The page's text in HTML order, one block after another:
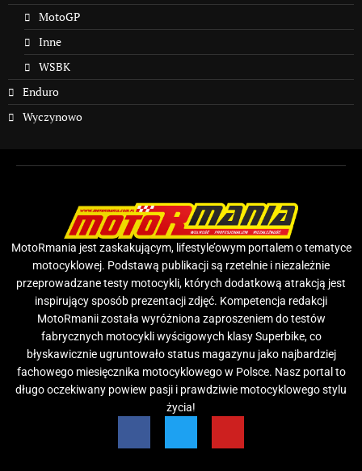
MotoGP
Inne
WSBK
Enduro
Wyczynowo
MotoRmania jest zaskakującym, lifestyle’owym portalem o tematyce
motocyklowej. Podstawą publikacji są rzetelnie i niezależnie
przeprowadzane testy motocykli, których dodatkową atrakcją jest
inspirujący sposób prezentacji zdjęć. Kompetencja redakcji
MotoRmanii została wyróżniona zaproszeniem do testów
fabrycznych motocykli wyścigowych klasy Superbike, co
błyskawicznie ugruntowało status magazynu jako najbardziej
fachowego miesięcznika motocyklowego w Polsce. Nasz portal to
długo oczekiwany powiew pasji i prawdziwie motocyklowego stylu
życia!